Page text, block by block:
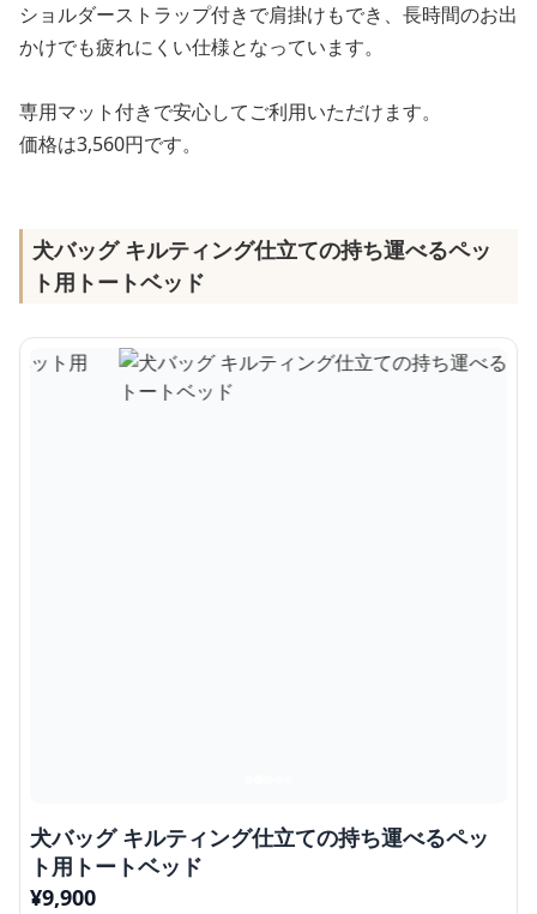
ショルダーストラップ付きで肩掛けもでき、長時間のお出
かけでも疲れにくい仕様となっています。
専用マット付きで安心してご利用いただけます。
価格は3,560円です。
犬バッグ キルティング仕立ての持ち運べるペッ
ト用トートベッド
犬バッグ キルティング仕立ての持ち運べるペッ
ト用トートベッド
¥9,900